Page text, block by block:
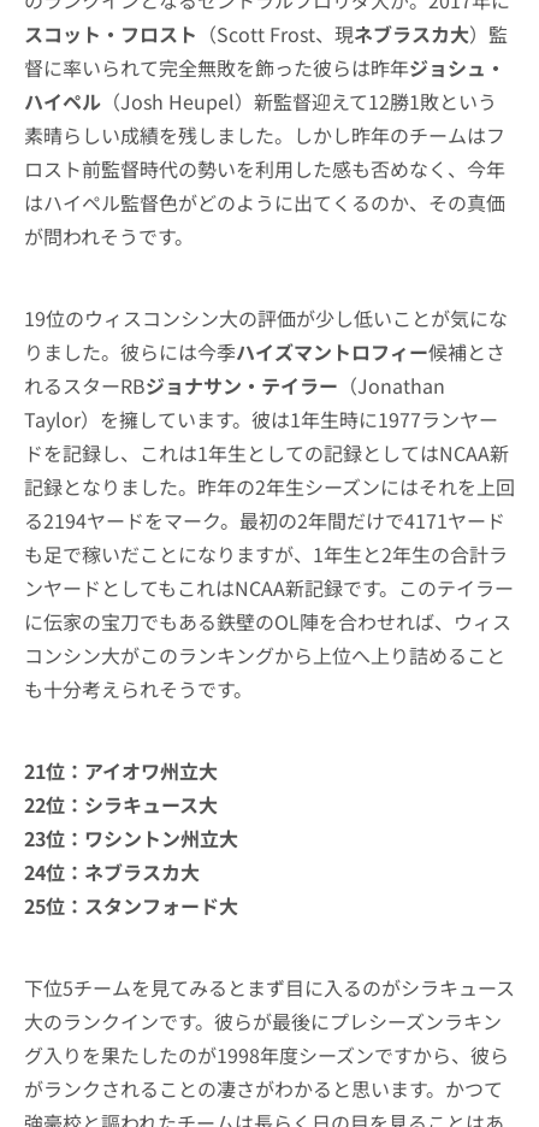
スコット・フロスト （Scott Frost、現ネブラスカ大）監
督に率いられて完全無敗を飾った彼らは昨年ジョシュ・
ハイペル （Josh Heupel）新監督迎えて12勝1敗という
素晴らしい成績を残しました。しかし昨年のチームはフ
ロスト前監督時代の勢いを利用した感も否めなく、今年
はハイペル監督色がどのように出てくるのか、その真価
が問われそうです。
19位のウィスコンシン大の評価が少し低いことが気にな
りました。彼らには今季ハイズマントロフィー候補とさ
れるスターRBジョナサン・テイラー （Jonathan
Taylor）を擁しています。彼は1年生時に1977ランヤー
ドを記録し、これは1年生としての記録としてはNCAA新
記録となりました。昨年の2年生シーズンにはそれを上回
る2194ヤードをマーク。最初の2年間だけで4171ヤード
も足で稼いだことになりますが、1年生と2年生の合計ラ
ンヤードとしてもこれはNCAA新記録です。このテイラー
に伝家の宝刀でもある鉄壁のOL陣を合わせれば、ウィス
コンシン大がこのランキングから上位へ上り詰めること
も十分考えられそうです。
21位：アイオワ州立大
22位：シラキュース大
23位：ワシントン州立大
24位：ネブラスカ大
25位：スタンフォード大
下位5チームを見てみるとまず目に入るのがシラキュース
大のランクインです。彼らが最後にプレシーズンラキン
グ入りを果たしたのが1998年度シーズンですから、彼ら
がランクされることの凄さがわかると思います。かつて